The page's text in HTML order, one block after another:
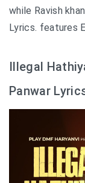
while Ravish
Lyrics. features
Illegal
Panwar